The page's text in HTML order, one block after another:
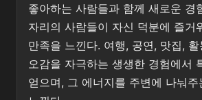
좋아하는 사람들과 함께 새로운 경
자리의 사람들이 자신 덕분에 즐거
만족을 느낀다. 여행, 공연, 맛집,
오감을 자극하는 생생한 경험에서
얻으며, 그 에너지를 주변에 나눠